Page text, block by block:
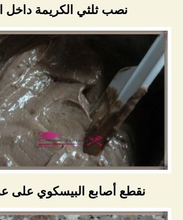
نصب ثلثي الكريمة داخل
نقطع أصابع البيسكوي على